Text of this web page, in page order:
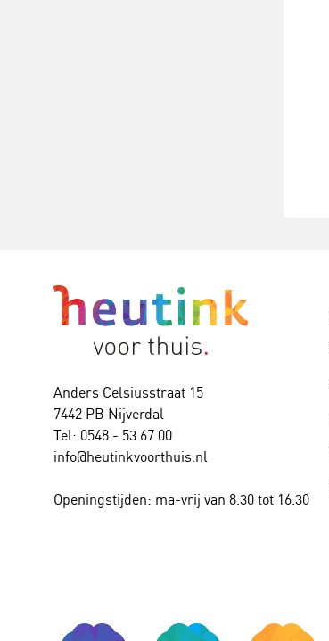
Anders Celsiusstraat 15
7442 PB Nijverdal
Tel: 0548 - 53 67 00
info@heutinkvoorthuis.nl
Openingstijden: ma-vrij van 8.30 tot 16.30